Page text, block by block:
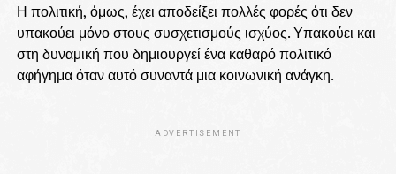
Η πολιτική, όμως, έχει αποδείξει πολλές φορές ότι δεν
υπακούει μόνο στους συσχετισμούς ισχύος. Υπακούει και
στη δυναμική που δημιουργεί ένα καθαρό πολιτικό
αφήγημα όταν αυτό συναντά μια κοινωνική ανάγκη.
ADVERTISEMENT